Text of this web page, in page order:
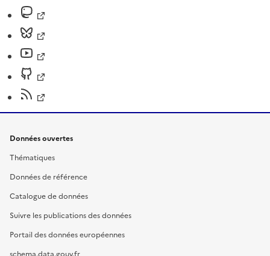
Données ouvertes
Thématiques
Données de référence
Catalogue de données
Suivre les publications des données
Portail des données européennes